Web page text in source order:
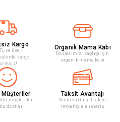
Kargo
ve üzeri
kargo
Organik Mama Kabı
Doslarımızı sağlığı için
organik mama kabı
Müşteriler
müşteriler
dostlar
Taksit Avantajı
Kredi kartına 9 taksit
imkanıyla alışveriş